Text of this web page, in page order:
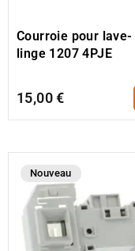
Courroie pour lave-
linge 1207 4PJE
15,00 €
Nouveau